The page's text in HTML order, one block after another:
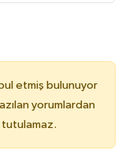
etmiş bulunuyor
yorumlardan
tutulamaz.